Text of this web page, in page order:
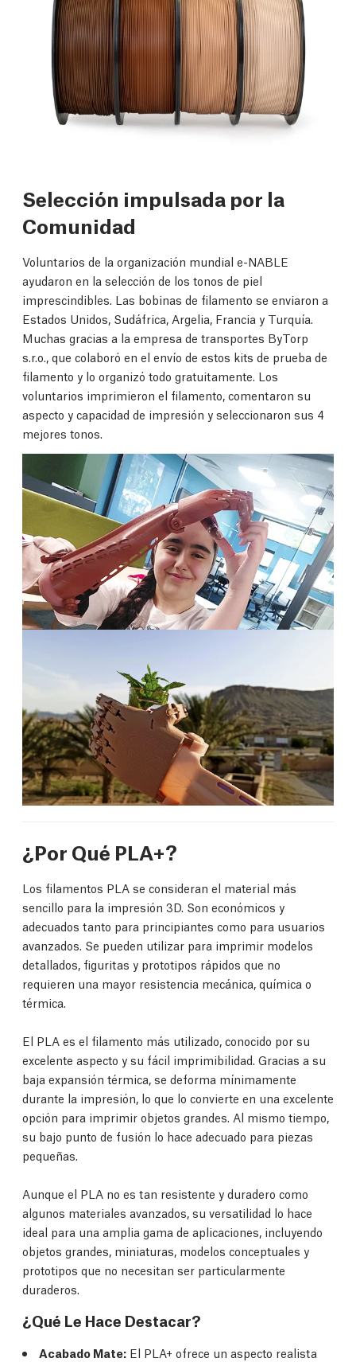
Selección impulsada por la
Comunidad
Voluntarios de la organización mundial e-NABLE
ayudaron en la selección de los tonos de piel
imprescindibles. Las bobinas de filamento se enviaron a
Estados Unidos, Sudáfrica, Argelia, Francia y Turquía.
Muchas gracias a la empresa de transportes ByTorp
s.r.o., que colaboró en el envío de estos kits de prueba de
filamento y lo organizó todo gratuitamente. Los
voluntarios imprimieron el filamento, comentaron su
aspecto y capacidad de impresión y seleccionaron sus 4
mejores tonos.
¿Por Qué PLA+?
Los filamentos PLA se consideran el material más
sencillo para la impresión 3D. Son económicos y
adecuados tanto para principiantes como para usuarios
avanzados. Se pueden utilizar para imprimir modelos
detallados, figuritas y prototipos rápidos que no
requieren una mayor resistencia mecánica, química o
térmica.
El PLA es el filamento más utilizado, conocido por su
excelente aspecto y su fácil imprimibilidad. Gracias a su
baja expansión térmica, se deforma mínimamente
durante la impresión, lo que lo convierte en una excelente
opción para imprimir objetos grandes. Al mismo tiempo,
su bajo punto de fusión lo hace adecuado para piezas
pequeñas.
Aunque el PLA no es tan resistente y duradero como
algunos materiales avanzados, su versatilidad lo hace
ideal para una amplia gama de aplicaciones, incluyendo
objetos grandes, miniaturas, modelos conceptuales y
prototipos que no necesitan ser particularmente
duraderos.
¿Qué Le Hace Destacar?
Acabado Mate: El PLA+ ofrece un aspecto realista